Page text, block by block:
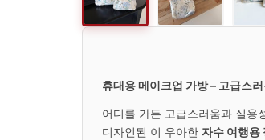
휴대용 메이크업 가방 – 고급스
어디를 가든 고급스러움과 실용
디자인된 이 우아한 자수 여행용